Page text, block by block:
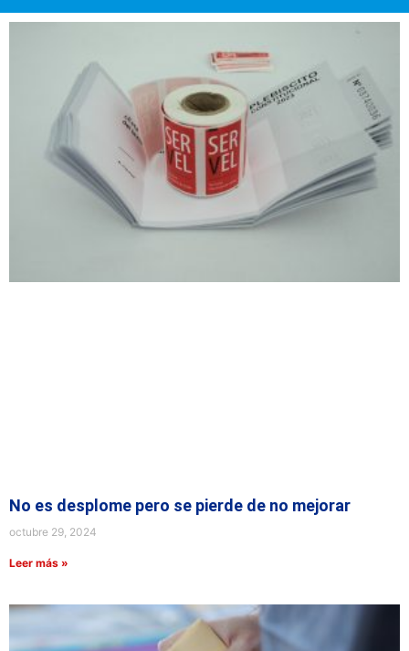
No es desplome pero se pierde de no mejorar
octubre 29, 2024
Leer más »